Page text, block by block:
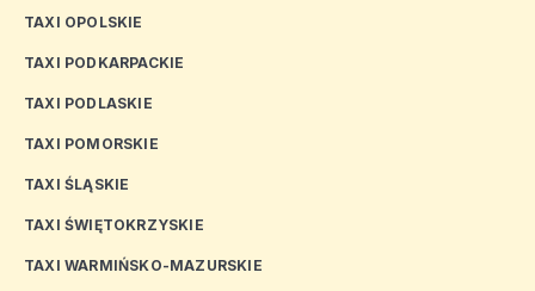
TAXI OPOLSKIE
TAXI PODKARPACKIE
TAXI PODLASKIE
TAXI POMORSKIE
TAXI ŚLĄSKIE
TAXI ŚWIĘTOKRZYSKIE
TAXI WARMIŃSKO-MAZURSKIE